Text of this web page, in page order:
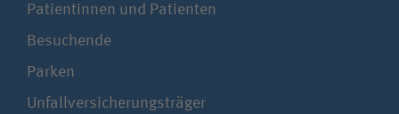
Patientinnen und Patienten
Besuchende
Parken
Unfallversicherungsträger